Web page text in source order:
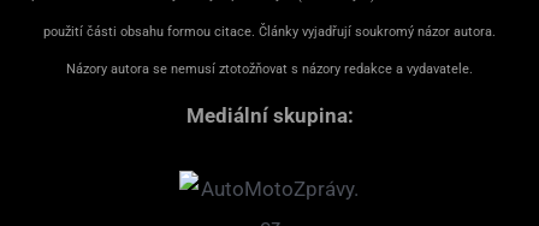
použití části obsahu formou citace. Články vyjadřují soukromý názor autora.
Názory autora se nemusí ztotožňovat s názory redakce a vydavatele.
Mediální skupina: